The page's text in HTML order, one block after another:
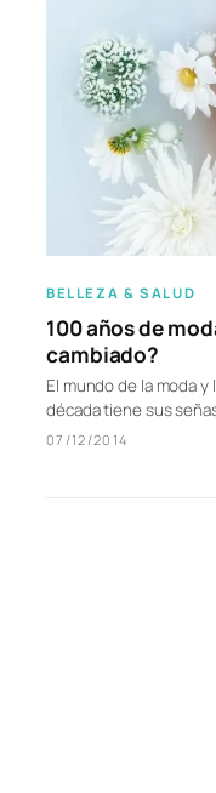
BELLEZA & SALUD
100 años de
cambiado?
El mundo de la moda
década tiene sus
07/12/2014